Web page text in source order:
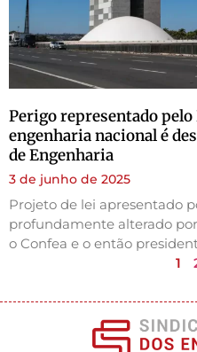
Perigo representado pelo
engenharia nacional é
de Engenharia
3 de junho de 2025
Projeto de lei apresentado
profundamente alterado
o Confea e o então
1